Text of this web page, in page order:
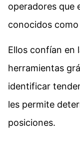
operadores que
conocidos
Ellos confían en
herramientas
identificar
les permite
posiciones.